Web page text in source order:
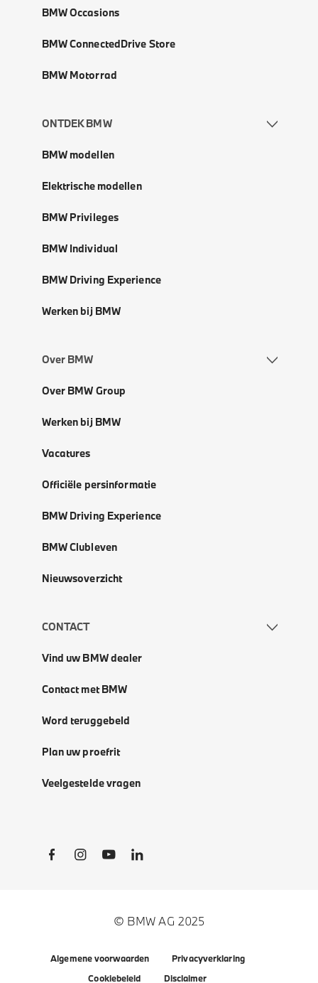
BMW Occasions
BMW ConnectedDrive Store
BMW Motorrad
ONTDEK BMW
BMW modellen
Elektrische modellen
BMW Privileges
BMW Individual
BMW Driving Experience
Werken bij BMW
Over BMW
Over BMW Group
Werken bij BMW
Vacatures
Officiële persinformatie
BMW Driving Experience
BMW Clubleven
Nieuwsoverzicht
CONTACT
Vind uw BMW dealer
Contact met BMW
Word teruggebeld
Plan uw proefrit
Veelgestelde vragen
Social Links
© BMW AG 2025
Algemene voorwaarden
Privacyverklaring
Cookiebeleid
Disclaimer